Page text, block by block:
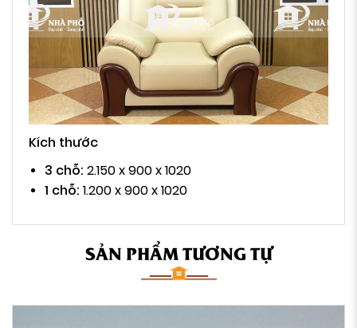
Kích thước
3 chỗ: 2.150 x 900 x 1020
1 chỗ: 1.200 x 900 x 1020
SẢN PHẨM TƯƠNG TỰ